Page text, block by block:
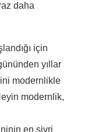
daha
için
yıllar
modernlikle
modernlik,
en sivri